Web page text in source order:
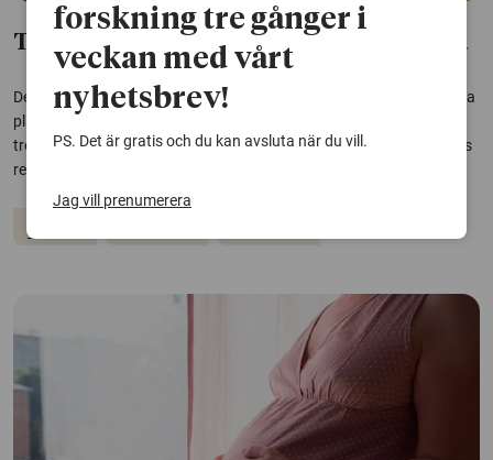
Trollsländor flyger över enorma avstånd
De korsar oceaner, glider på monsunvindar och kan dyka upp på nya
platser efter tusentals kilometer i luften. Nu visar en studie att
trollsländor tillhör naturens mest extrema migranter – och att deras
resor kan ge nya insikter om klimatförändringarnas effekter.
forskning tre gånger i
veckan med vårt
nyhetsbrev!
PS. Det är gratis och du kan avsluta när du vill.
Jag vill prenumerera